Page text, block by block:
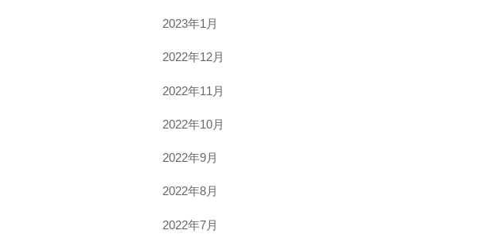
2023年1月
2022年12月
2022年11月
2022年10月
2022年9月
2022年8月
2022年7月